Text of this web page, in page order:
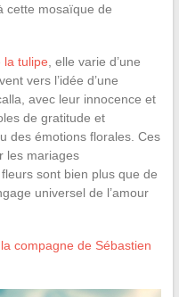
cette mosaïque de
la tulipe , elle varie d’une
vers l’idée d’une
avec leur innocence et
de gratitude et
des émotions florales. Ces
les mariages
sont bien plus que de
universel de l’amour
compagne de Sébastien